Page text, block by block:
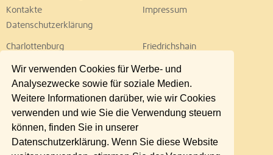
Wir verwenden Cookies für Werbe- und
Analysezwecke sowie für soziale Medien.
Weitere Informationen darüber, wie wir Cookies
verwenden und wie Sie die Verwendung steuern
können, finden Sie in unserer
Datenschutzerklärung. Wenn Sie diese Website
Kontakte
Impressum
Datenschutzerklärung
Charlottenburg
Friedrichshain
Lichtenberg
Marzahn
Neukölln
Pankow
Reinickendorf
Schöneberg
Spandau
Steglitz